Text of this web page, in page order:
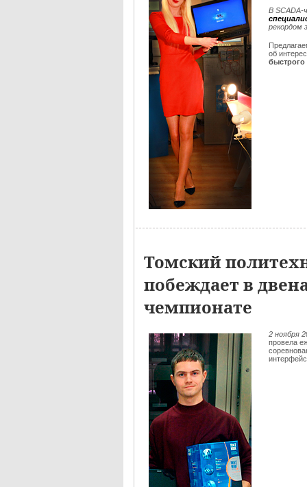
В SCADA-
рекордом
об
быстрого
Томский
побеждает в
чемпионате
2 ноября
провела